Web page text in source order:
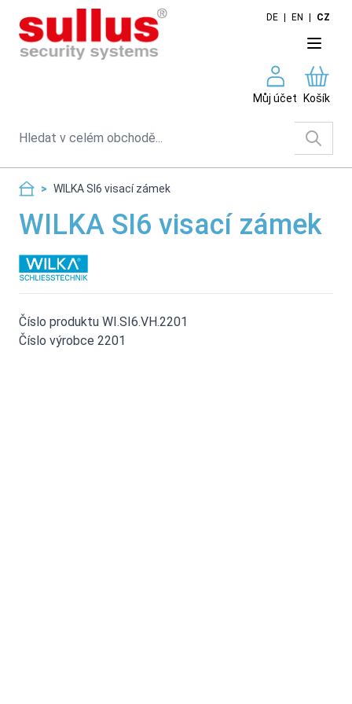
Skip to Content
DE EN CZ
Můj účet Košík
Search
> WILKA SI6 visací zámek
WILKA SI6 visací zámek
Číslo produktu WI.SI6.VH.2201
Číslo výrobce 2201